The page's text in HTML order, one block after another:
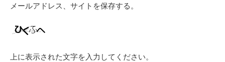
メールアドレス、サイトを保存する。
上に表示された文字を入力してください。